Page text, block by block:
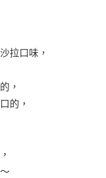
拉口味，
，
的，